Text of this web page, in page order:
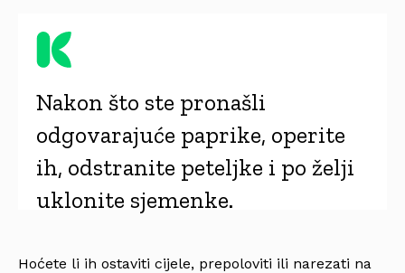
Nakon što ste pronašli
odgovarajuće paprike, operite
ih, odstranite peteljke i po želji
uklonite sjemenke.
Hoćete li ih ostaviti cijele, prepoloviti ili narezati na